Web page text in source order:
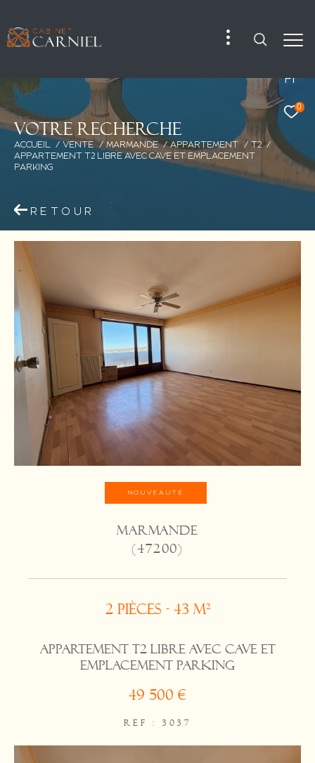
Fr
0
Votre recherche
ACCUEIL VENTE MARMANDE APPARTEMENT
T2
APPARTEMENT T2 LIBRE AVEC CAVE ET EMPLACEMENT
PARKING
RETOUR
NOUVEAUTÉ
MARMANDE
(47200)
2 pièces - 43 m²
Appartement T2 libre avec cave et
emplacement parking
49 500 €
REF : 3037